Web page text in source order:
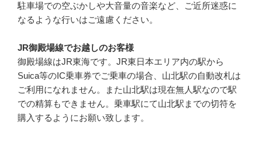
駐車場での空ぶかしや大音量の音楽など、ご近所迷惑に
なるような行いはご遠慮ください。
JR御殿場線でお越しのお客様
御殿場線はJR東海です。JR東日本エリア内の駅から
Suica等のIC乗車券でご乗車の場合、山北駅の自動改札は
ご利用になれません。また山北駅は現在無人駅なので駅
での精算もできません。乗車駅にて山北駅までの切符を
購入するようにお願い致します。